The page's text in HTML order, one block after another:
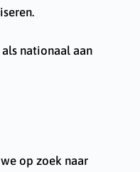
nationaal aan
op zoek naar